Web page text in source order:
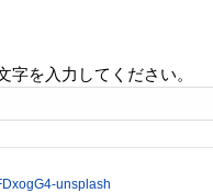
字を入力してください。
unsplash